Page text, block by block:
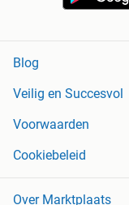
Blog
Veilig en Succesvol
Voorwaarden
Cookiebeleid
Over Marktplaats